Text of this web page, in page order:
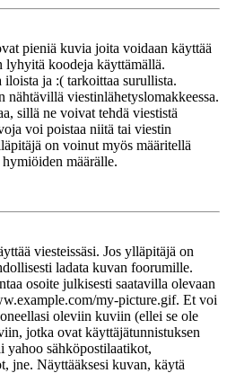
pieniä kuvia joita voidaan käyttää
lyhyitä koodeja käyttämällä.
ja :( tarkoittaa surullista.
nähtävillä viestinlähetyslomakkeessa.
sillä ne voivat tehdä viestistä
voi poistaa niitä tai viestin
on voinut myös määritellä
määrälle.
viesteissäsi. Jos ylläpitäjä on
ladata kuvan foorumille.
osoite julkisesti saatavilla olevaan
my-picture.gif. Et voi
oleviin kuviin (ellei se ole
jotka ovat käyttäjätunnistuksen
yahoo sähköpostilaatikot,
jne. Näyttääksesi kuvan, käytä